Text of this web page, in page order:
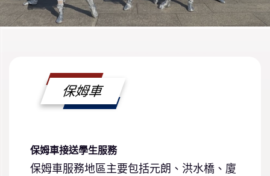
保姆車
保姆車接送學生服務
保姆車服務地區主要包括元朗、洪水橋、廈